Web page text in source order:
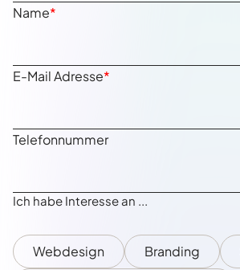
Name*
E-Mail Adresse*
Telefonnummer
Ich habe Interesse an ...
Webdesign Branding